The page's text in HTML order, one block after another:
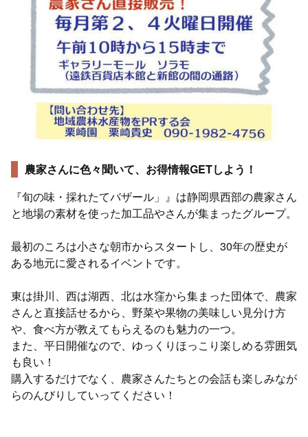
農家さんに色々聞いて、お得情報GETしよう！
『旬の味・採れたてバザール」』は静岡県西部の農家さん
と地場の素材を使った加工品やさんが集まったグループ。
最初のころは小さな朝市からスタートし、30年の歴史が
ある地元に愛されるイベントです。
東は掛川、西は湖西、北は水窪から集まった団体で、農家
さんと直接話せるから、野菜や果物の美味しい見分け方
や、食べ方が教えてもらえるのも魅力の一つ。
また、平日開催なので、ゆっくりほっこり楽しめる雰囲気
も良い！
購入するだけでなく、農家さんたちとの会話も楽しみなが
らのんびりしていってください！